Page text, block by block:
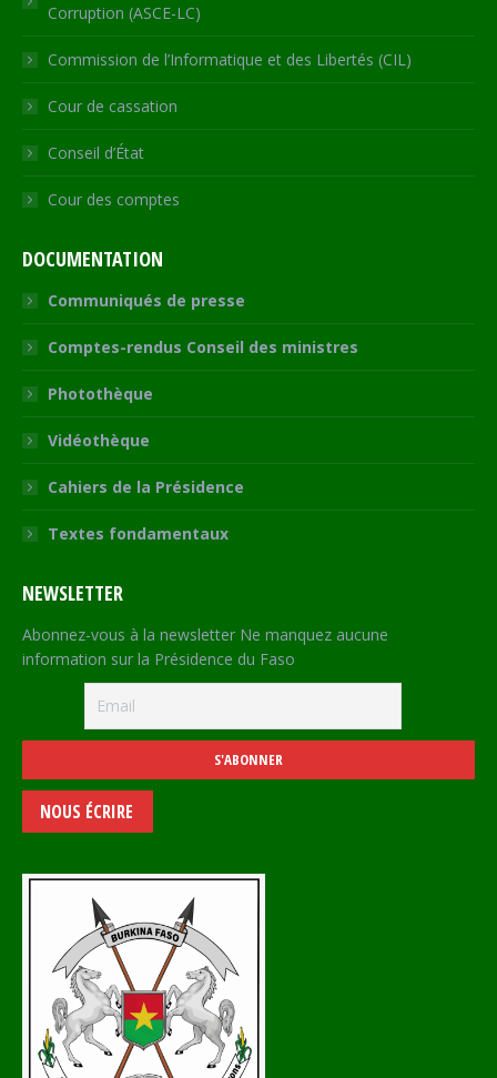
Corruption (ASCE-LC)
Commission de l’Informatique et des Libertés (CIL)
Cour de cassation
Conseil d’État
Cour des comptes
DOCUMENTATION
Communiqués de presse
Comptes-rendus Conseil des ministres
Photothèque
Vidéothèque
Cahiers de la Présidence
Textes fondamentaux
NEWSLETTER
Abonnez-vous à la newsletter Ne manquez aucune
information sur la Présidence du Faso
NOUS ÉCRIRE